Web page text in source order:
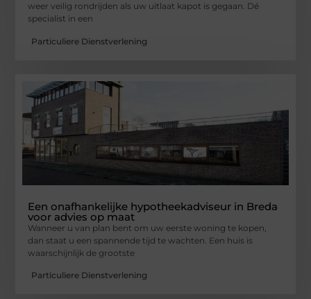
weer veilig rondrijden als uw uitlaat kapot is gegaan. Dé
specialist in een
Particuliere Dienstverlening
Een onafhankelijke hypotheekadviseur in Breda
voor advies op maat
Wanneer u van plan bent om uw eerste woning te kopen,
dan staat u een spannende tijd te wachten. Een huis is
waarschijnlijk de grootste
Particuliere Dienstverlening